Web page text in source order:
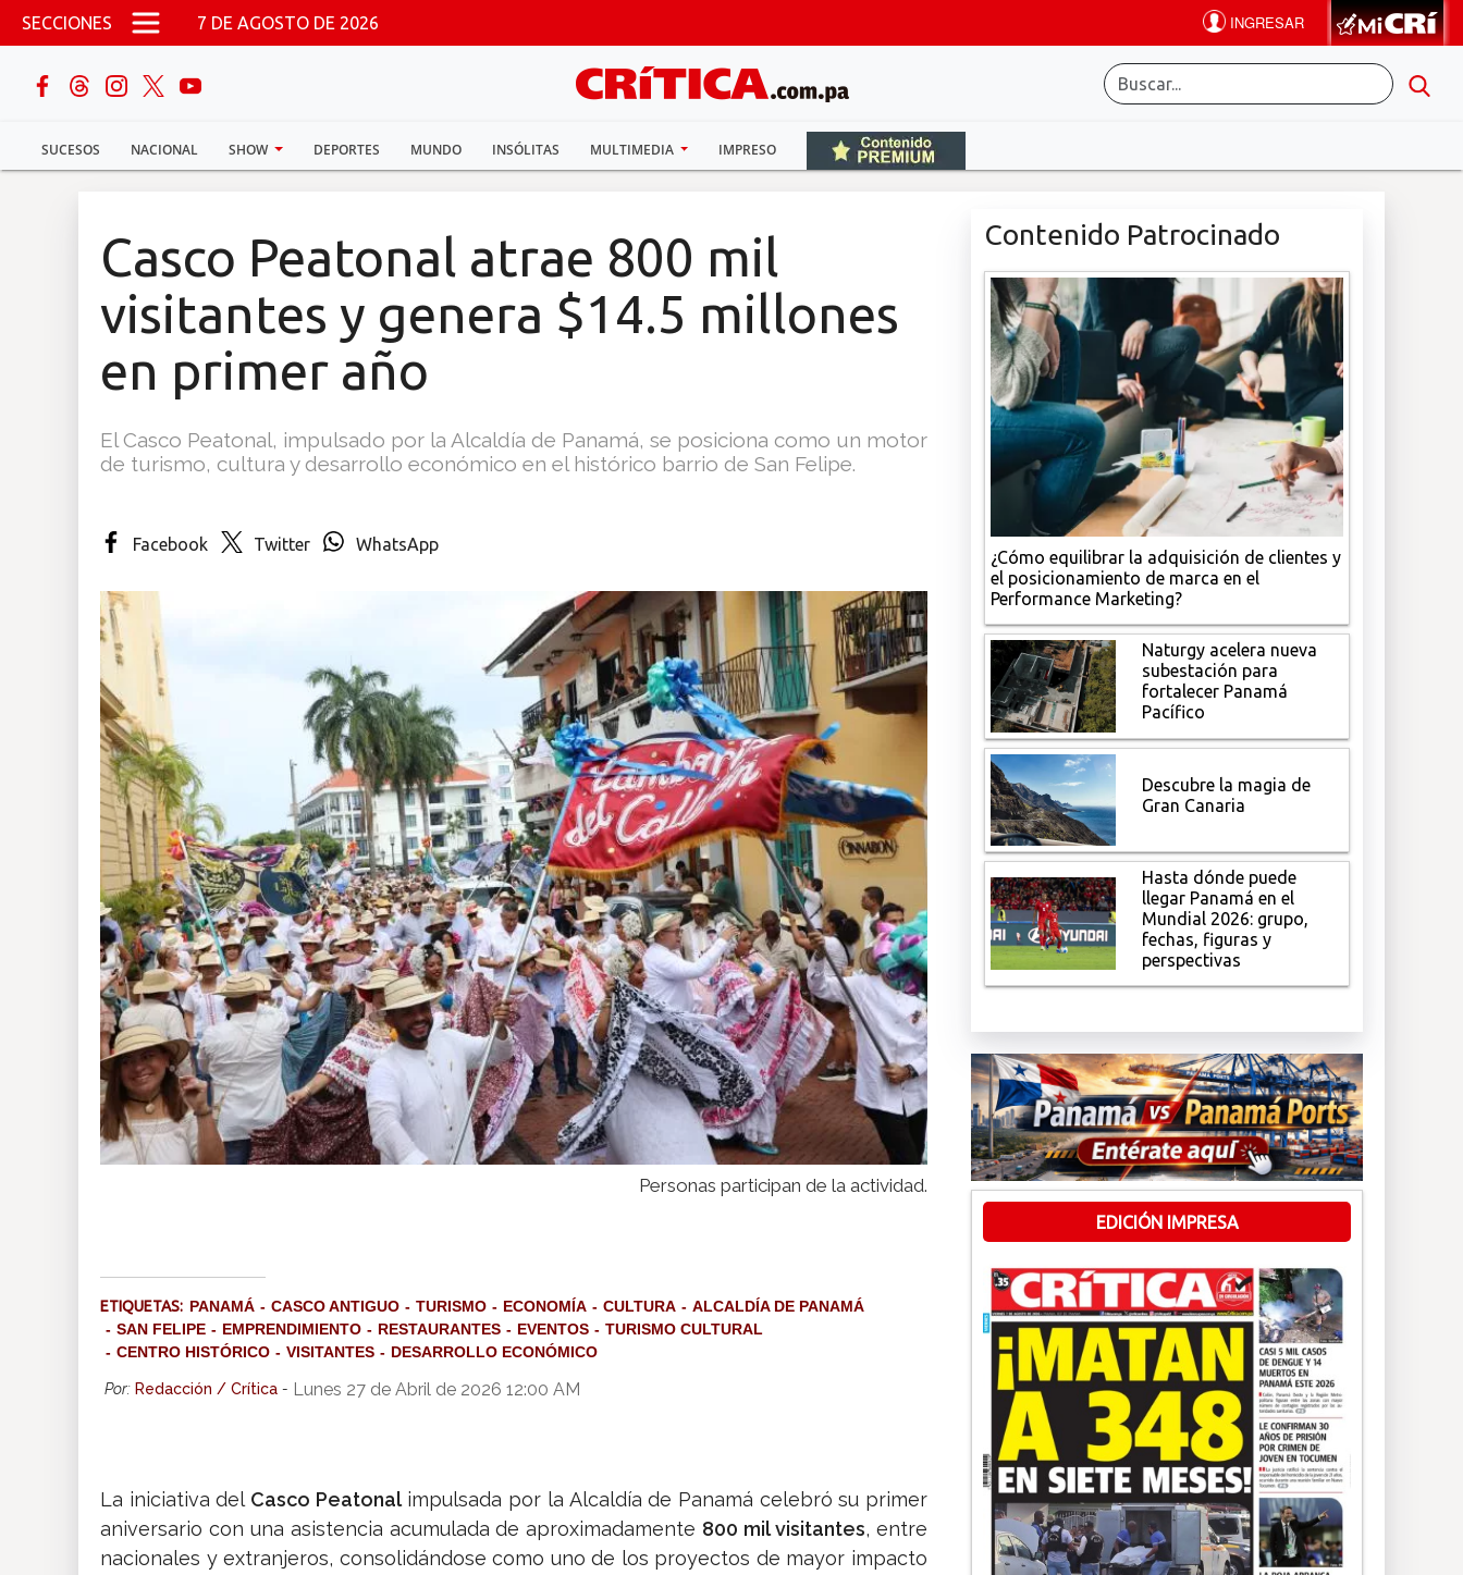
Pasar al contenido principal
SECCIONES 7 DE AGOSTO DE 2026
SUCESOS NACIONAL SHOW DEPORTES MUNDO INSÓLITAS MULTIMEDIA IMPRESO
buscar
Sucesos
Multimedia
Casco Peatonal atrae 800 mil
visitantes y genera $14.5 millones
en primer año
El Casco Peatonal, impulsado por la Alcaldía de Panamá, se posiciona como un motor
de turismo, cultura y desarrollo económico en el histórico barrio de San Felipe.
Facebook Twitter WhatsApp
Personas participan de la actividad.
ETIQUETAS: PANAMÁ CASCO ANTIGUO TURISMO ECONOMÍA CULTURA
ALCALDÍA DE PANAMÁ
SAN FELIPE
EMPRENDIMIENTO RESTAURANTES EVENTOS
TURISMO CULTURAL
CENTRO HISTÓRICO
VISITANTES DESARROLLO ECONÓMICO
Por: Redacción / Crítica - Lunes 27 de Abril de 2026 12:00 AM
La iniciativa del Casco Peatonalimpulsada por la Alcaldía de Panamá celebró su primer
aniversario con una asistencia acumulada de aproximadamente 800 mil visitantes, entre
nacionales y extranjeros, consolidándose como uno de los proyectos de mayor impacto
Contenido Patrocinado
¿Cómo equilibrar la adquisición de clientes y
el posicionamiento de marca en el
Performance Marketing?
Naturgy acelera nueva
subestación para
fortalecer Panamá
Pacífico
Descubre la magia de
Gran Canaria
Hasta dónde puede
llegar Panamá en el
Mundial 2026: grupo,
fechas, figuras y
perspectivas
EDICIÓN IMPRESA